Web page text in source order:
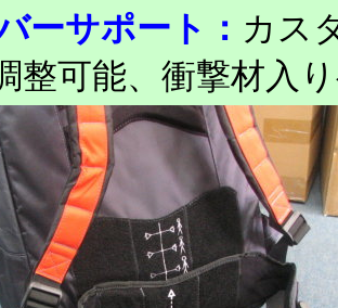
ーサポート： カス
整可能、衝撃材入